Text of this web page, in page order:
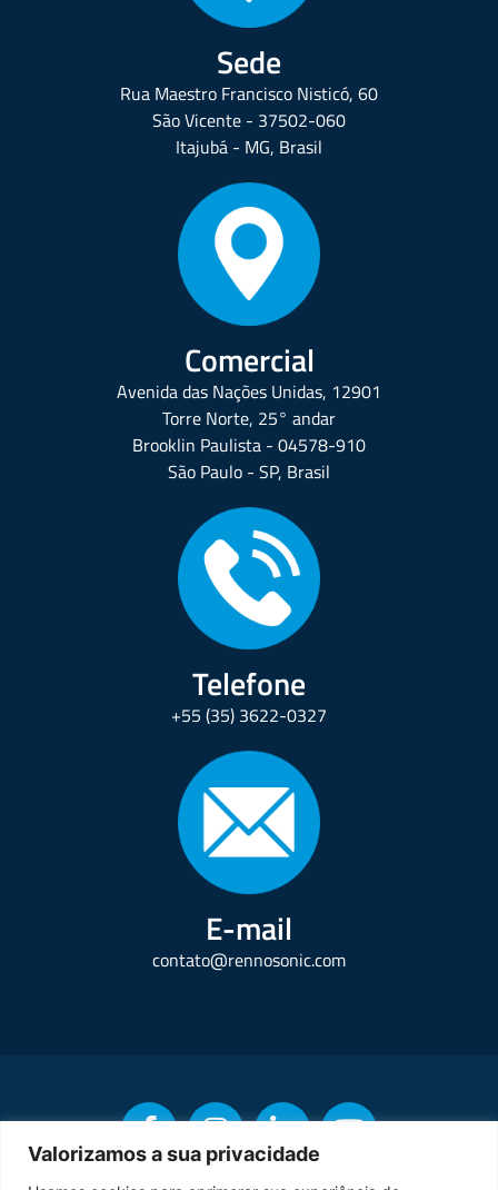
Valorizamos a sua privacidade
Sede
Rua Maestro Francisco Nisticó, 60
São Vicente - 37502-060
Itajubá - MG, Brasil
Comercial
Avenida das Nações Unidas, 12901
Torre Norte, 25° andar
Brooklin Paulista - 04578-910
São Paulo - SP, Brasil
Telefone
+55 (35) 3622-0327
E-mail
contato@rennosonic.com